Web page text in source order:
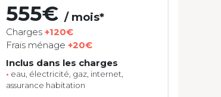
555€ / mois*
Charges +120€
Frais ménage +20€
Inclus dans les charges
• eau, électricité, gaz, internet,
assurance habitation